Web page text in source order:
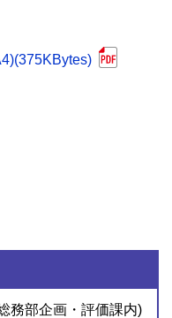
務部企画・評価課内)